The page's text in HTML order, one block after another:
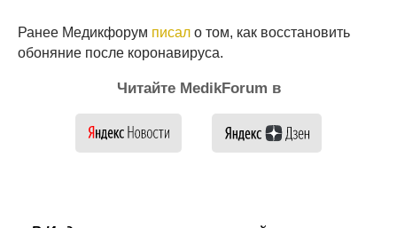
Ранее Медикфорум писал о том, как восстановить
обоняние после коронавируса.
Читайте MedikForum в